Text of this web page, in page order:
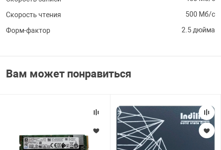
Скорость чтения 500 Мб/с
Форм-фактор 2.5 дюйма
Вам может понравиться